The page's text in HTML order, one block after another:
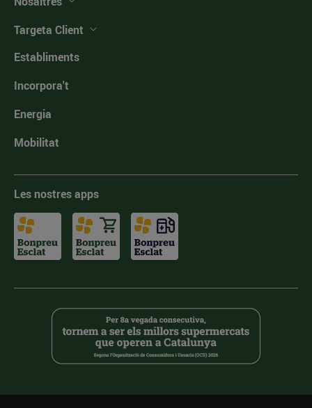
Targeta Client
Establiments
Incorpora't
Energia
Mobilitat
Les nostres apps